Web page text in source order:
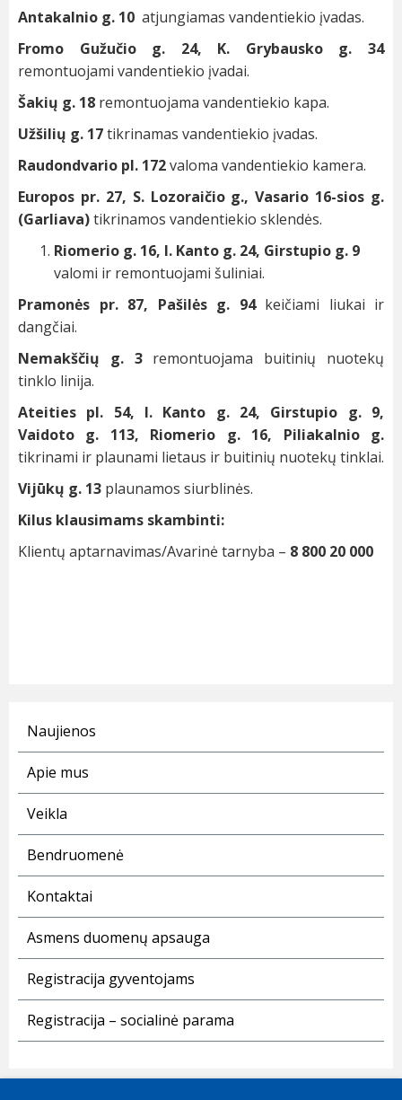
Antakalnio g. 10 atjungiamas vandentiekio įvadas.
Fromo Gužučio g. 24, K. Grybausko g. 34
remontuojami vandentiekio įvadai.
Šakių g. 18 remontuojama vandentiekio kapa.
Užšilių g. 17tikrinamas vandentiekio įvadas.
Raudondvario pl. 172valoma vandentiekio kamera.
Europos pr. 27, S. Lozoraičio g., Vasario 16-sios g.
(Garliava)tikrinamos vandentiekio sklendės.
Riomerio g. 16, I. Kanto g. 24, Girstupio g. 9
valomi ir remontuojami šuliniai.
Pramonės pr. 87, Pašilės g. 94 keičiami liukai ir
dangčiai.
Nemakščių g. 3 remontuojama buitinių nuotekų
tinklo linija.
Ateities pl. 54, I. Kanto g. 24, Girstupio g. 9,
Vaidoto g. 113, Riomerio g. 16, Piliakalnio g.
tikrinami ir plaunami lietaus ir buitinių nuotekų tinklai.
Vijūkų g. 13 plaunamos siurblinės.
Kilus klausimams skambinti:
Klientų aptarnavimas/Avarinė tarnyba – 8 800 20 000
Naujienos
Apie mus
Veikla
Bendruomenė
Kontaktai
Asmens duomenų apsauga
Registracija gyventojams
Registracija – socialinė parama